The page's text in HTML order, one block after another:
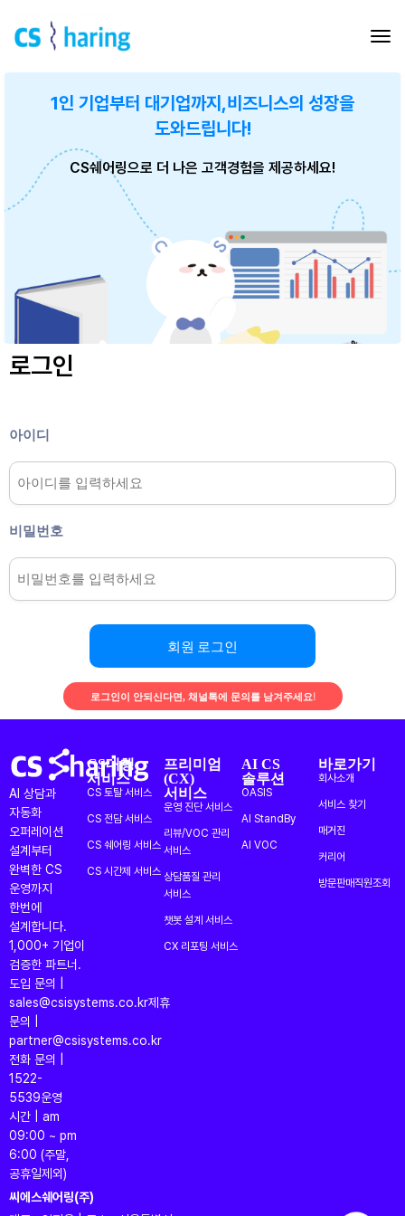
1인 기업부터 대기업까지,비즈니스의 성장을
도와드립니다!
CS쉐어링으로 더 나은 고객경험을 제공하세요!
로그인
아이디
비밀번호
회원 로그인
로그인이 안되신다면, 채널톡에 문의를 남겨주세요!
AI 상담과
자동화
오퍼레이션
설계부터
완벽한 CS
운영까지
한번에
설계합니다.
1,000+ 기업이
검증한 파트너.
도입 문의 |
sales@csisystems.co.kr제휴
문의 |
partner@csisystems.co.kr
전화 문의 |
1522-
5539운영
시간 | am
09:00 ~ pm
6:00 (주말,
공휴일제외)
CS대행
서비스
CS 토탈 서비스
CS 전담 서비스
CS 쉐어링 서비스
CS 시간제 서비스
프리미엄
(CX)
서비스
운영 진단 서비스
리뷰/VOC 관리
서비스
상담품질 관리
서비스
챗봇 설계 서비스
CX 리포팅 서비스
AI CS
솔루션
OASIS
AI StandBy
AI VOC
바로가기
회사소개
서비스 찾기
매거진
커리어
방문판매직원조회
씨에스쉐어링(주)